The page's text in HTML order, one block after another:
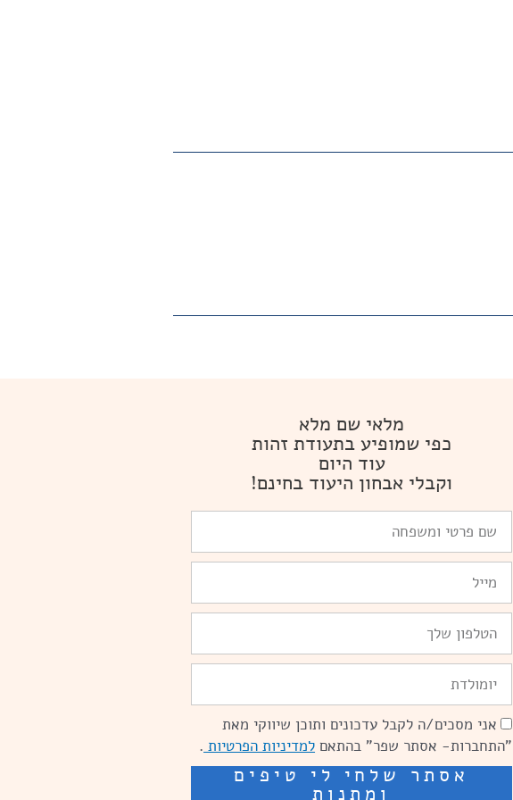
מלאי שם מלא
כפי שמופיע בתעודת זהות
עוד היום
וקבלי אבחון היעוד בחינם!
פרטי
ומשפחה
הסכמה
אני מסכים/ה לקבל עדכונים ותוכן שיווקי מאת
"התחברות- אסתר שפר" בהתאם למדיניות הפרטיות .
אסתר שלחי לי טיפים
ומתנות